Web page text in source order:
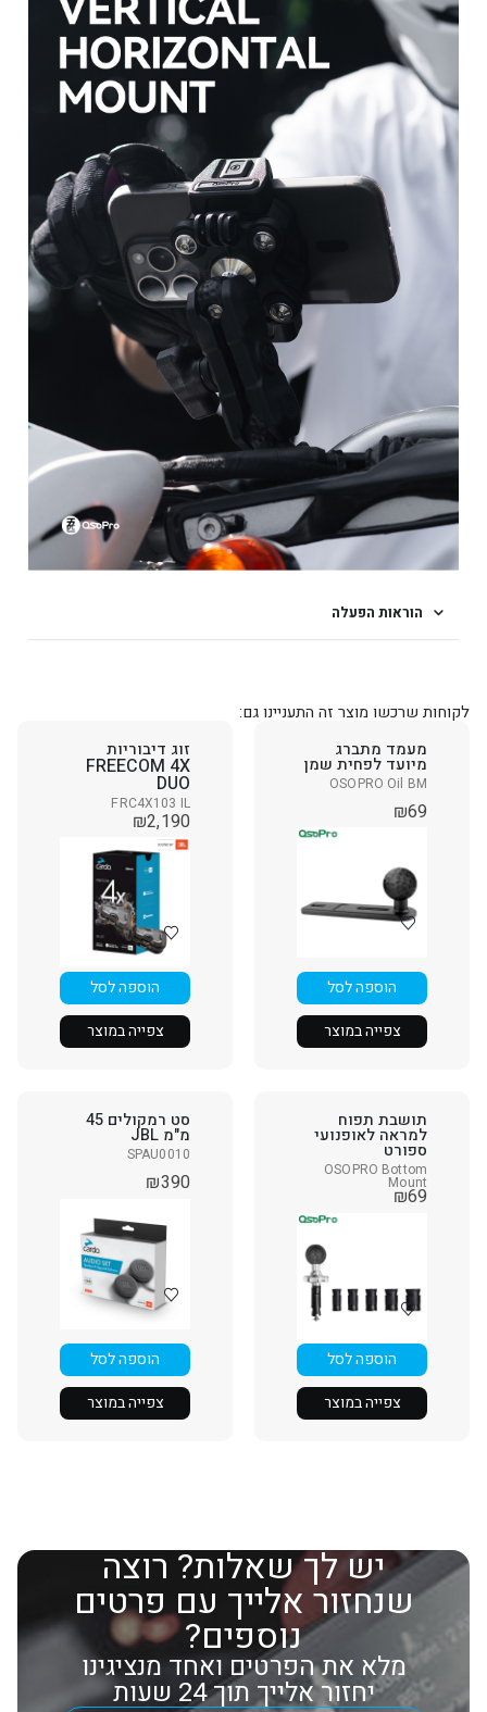
הוראות הפעלה
לקוחות שרכשו מוצר זה התעניינו גם:
מעמד מתברג
מיועד לפחית שמן
OSOPRO Oil BM
₪69
הוספה לסל
צפייה במוצר
זוג דיבוריות
FREECOM 4X
DUO
FRC4X103 IL
₪2,190
הוספה לסל
צפייה במוצר
תושבת תפוח
למראה לאופנועי
ספורט
OSOPRO Bottom
Mount
₪69
הוספה לסל
צפייה במוצר
סט רמקולים 45
מ"מ JBL
SPAU0010
₪390
הוספה לסל
צפייה במוצר
יש לך שאלות? רוצה
שנחזור אלייך עם פרטים
נוספים?
מלא את הפרטים ואחד מנציגינו
יחזור אלייך תוך 24 שעות